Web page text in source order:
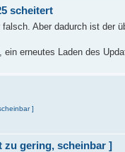
scheitert
Aber dadurch ist der
erneutes Laden des
]
zu gering, scheinbar ]